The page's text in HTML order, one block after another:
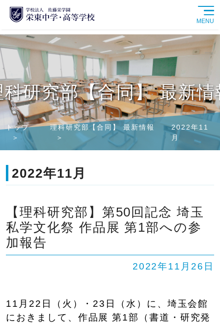
MENU
中学校問い合わせ
学校紹介
中学校
高等学校
学校生活
進路情報
科研究部【合同】 最新情
トップ 理科研究部【合同】 最新情報
2022年11
月
2022年11月
【理科研究部】第50回記念 埼玉
私学文化祭 作品展 第1部への参
加報告
2022年11月26日
11月22日（火）・23日（水）に、埼玉会館
におきまして、作品展 第1部（書道・研究発